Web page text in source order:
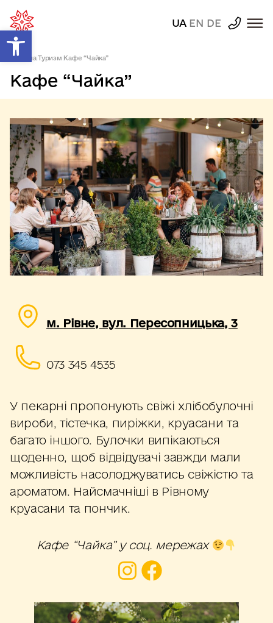
Відкрити Панель інструментів
UA EN DE
Головна|Туризм Кафе “Чайка”
Кафе “Чайка”
м. Рівне, вул. Пересопницька, 3
073 345 4535
У пекарні пропонують свіжі хлібобулочні
вироби, тістечка, пиріжки, круасани та
багато іншого. Булочки випікаються
щоденно, щоб відвідувачі завжди мали
можливість насолоджуватись свіжістю та
ароматом. Найсмачніші в Рівному
круасани та пончик.
Кафе “Чайка” у соц. мережах
Instagram
Facebook